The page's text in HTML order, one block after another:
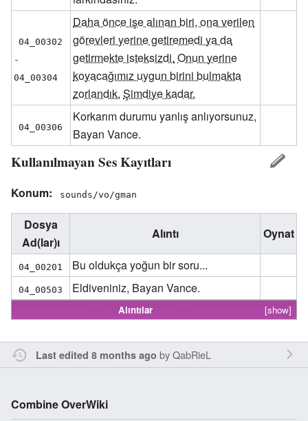
04_00302
-
04_00304
Daha önce işe alınan biri, ona verilen
görevleri yerine getiremedi ya da
getirmekte isteksizdi. Onun yerine
koyacağımız uygun birini bulmakta
zorlandık. Şimdiye kadar.
04_00306
Korkarım durumu yanlış anlıyorsunuz,
Bayan Vance.
Kullanılmayan Ses Kayıtları
Konum: sounds/vo/gman
Dosya
Ad(lar)ı
Alıntı Oynat
04_00201 Bu oldukça yoğun bir soru...
04_00503 Eldiveniniz, Bayan Vance.
[show]
Alıntılar
Last edited 8 months ago byQabRieL
Combine OverWiki